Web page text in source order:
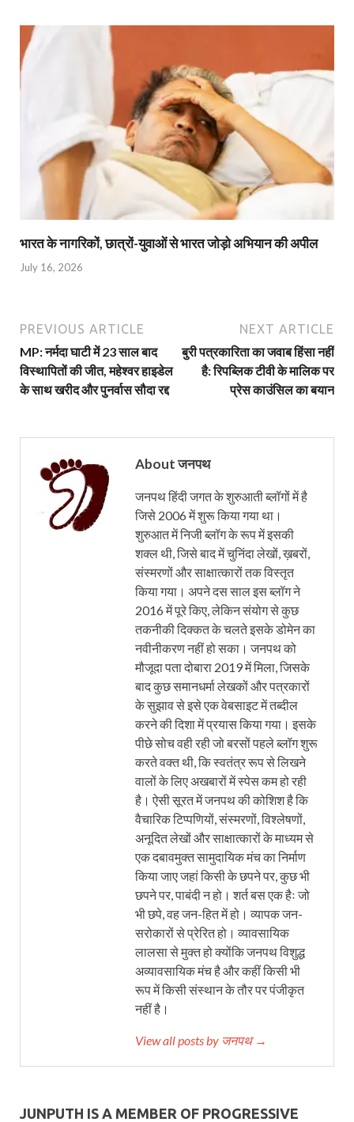
भारत के नागरिकों, छात्रों-युवाओं से भारत जोड़ो अभियान की अपील
July 16, 2026
PREVIOUS ARTICLE
MP: नर्मदा घाटी में 23 साल बाद
विस्थापितों की जीत, महेश्वर हाइडेल
के साथ खरीद और पुनर्वास सौदा रद्द
NEXT ARTICLE
बुरी पत्रकारिता का जवाब हिंसा नहीं
है: रिपब्लिक टीवी के मालिक पर
प्रेस काउंसिल का बयान
About जनपथ
जनपथ हिंदी जगत के शुरुआती ब्लॉगों में है
जिसे 2006 में शुरू किया गया था।
शुरुआत में निजी ब्लॉग के रूप में इसकी
शक्ल थी, जिसे बाद में चुनिंदा लेखों, ख़बरों,
संस्मरणों और साक्षात्कारों तक विस्तृत
किया गया। अपने दस साल इस ब्लॉग ने
2016 में पूरे किए, लेकिन संयोग से कुछ
तकनीकी दिक्कत के चलते इसके डोमेन का
नवीनीकरण नहीं हो सका। जनपथ को
मौजूदा पता दोबारा 2019 में मिला, जिसके
बाद कुछ समानधर्मा लेखकों और पत्रकारों
के सुझाव से इसे एक वेबसाइट में तब्दील
करने की दिशा में प्रयास किया गया। इसके
पीछे सोच वही रही जो बरसों पहले ब्लॉग शुरू
करते वक्त थी, कि स्वतंत्र रूप से लिखने
वालों के लिए अखबारों में स्पेस कम हो रही
है। ऐसी सूरत में जनपथ की कोशिश है कि
वैचारिक टिप्पणियों, संस्मरणों, विश्लेषणों,
अनूदित लेखों और साक्षात्कारों के माध्यम से
एक दबावमुक्त सामुदायिक मंच का निर्माण
किया जाए जहां किसी के छपने पर, कुछ भी
छपने पर, पाबंदी न हो। शर्त बस एक हैः जो
भी छपे, वह जन-हित में हो। व्यापक जन-
सरोकारों से प्रेरित हो। व्यावसायिक
लालसा से मुक्त हो क्योंकि जनपथ विशुद्ध
अव्यावसायिक मंच है और कहीं किसी भी
रूप में किसी संस्थान के तौर पर पंजीकृत
नहीं है।
View all posts by जनपथ →
JUNPUTH IS A MEMBER OF PROGRESSIVE